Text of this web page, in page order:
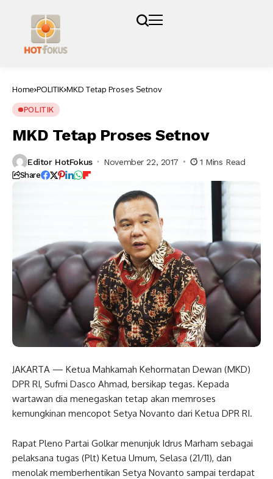
Home POLITIK MKD Tetap Proses Setnov
POLITIK
MKD Tetap Proses Setnov
Editor HotFokus November 22, 2017 1 Mins Read
Share
JAKARTA — Ketua Mahkamah Kehormatan Dewan (MKD)
DPR RI, Sufmi Dasco Ahmad, bersikap tegas. Kepada
wartawan dia menegaskan tetap akan memroses
kemungkinan mencopot Setya Novanto dari Ketua DPR RI.
Rapat Pleno Partai Golkar menunjuk Idrus Marham sebagai
pelaksana tugas (Plt) Ketua Umum, Selasa (21/11), dan
menolak memberhentikan Setya Novanto sampai terdapat